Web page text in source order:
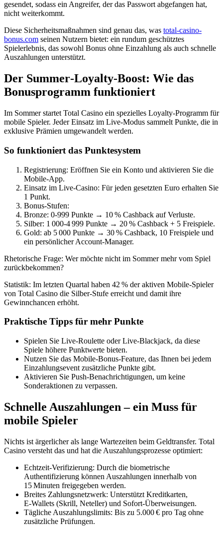
gesendet, sodass ein Angreifer, der das Passwort abgefangen hat,
nicht weiterkommt.
Diese Sicherheitsmaßnahmen sind genau das, was total-casino-
bonus.com seinen Nutzern bietet: ein rundum geschütztes
Spielerlebnis, das sowohl Bonus ohne Einzahlung als auch schnelle
Auszahlungen unterstützt.
Der Summer‑Loyalty‑Boost: Wie das
Bonusprogramm funktioniert
Im Sommer startet Total Casino ein spezielles Loyalty‑Programm für
mobile Spieler. Jeder Einsatz im Live‑Modus sammelt Punkte, die in
exklusive Prämien umgewandelt werden.
So funktioniert das Punktesystem
Registrierung: Eröffnen Sie ein Konto und aktivieren Sie die
Mobile‑App.
Einsatz im Live‑Casino: Für jeden gesetzten Euro erhalten Sie
1 Punkt.
Bonus‑Stufen:
Bronze: 0‑999 Punkte → 10 % Cashback auf Verluste.
Silber: 1 000‑4 999 Punkte → 20 % Cashback + 5 Freispiele.
Gold: ab 5 000 Punkte → 30 % Cashback, 10 Freispiele und
ein persönlicher Account‑Manager.
Rhetorische Frage: Wer möchte nicht im Sommer mehr vom Spiel
zurückbekommen?
Statistik: Im letzten Quartal haben 42 % der aktiven Mobile‑Spieler
von Total Casino die Silber‑Stufe erreicht und damit ihre
Gewinnchancen erhöht.
Praktische Tipps für mehr Punkte
Spielen Sie Live‑Roulette oder Live‑Blackjack, da diese
Spiele höhere Punktwerte bieten.
Nutzen Sie das Mobile‑Bonus‑Feature, das Ihnen bei jedem
Einzahlungsevent zusätzliche Punkte gibt.
Aktivieren Sie Push‑Benachrichtigungen, um keine
Sonderaktionen zu verpassen.
Schnelle Auszahlungen – ein Muss für
mobile Spieler
Nichts ist ärgerlicher als lange Wartezeiten beim Geldtransfer. Total
Casino versteht das und hat die Auszahlungsprozesse optimiert:
Echtzeit‑Verifizierung: Durch die biometrische
Authentifizierung können Auszahlungen innerhalb von
15 Minuten freigegeben werden.
Breites Zahlungsnetzwerk: Unterstützt Kreditkarten,
E‑Wallets (Skrill, Neteller) und Sofort‑Überweisungen.
Tägliche Auszahlungslimits: Bis zu 5.000 € pro Tag ohne
zusätzliche Prüfungen.